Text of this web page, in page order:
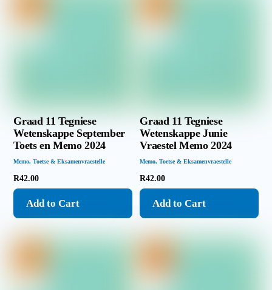
Graad 11 Tegniese
Wetenskappe September
Toets en Memo 2024
Memo,Toetse & Eksamenvraestelle
R42.00
Add to Cart
Graad 11 Tegniese
Wetenskappe Junie
Vraestel Memo 2024
Memo,Toetse & Eksamenvraestelle
R42.00
Add to Cart